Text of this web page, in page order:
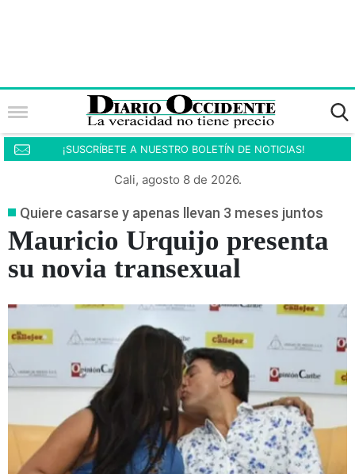
¡SUSCRÍBETE A NUESTRO BOLETÍN DE NOTICIAS!
Cali, agosto 8 de 2026.
Quiere casarse y apenas llevan 3 meses juntos
Mauricio Urquijo presenta
su novia transexual